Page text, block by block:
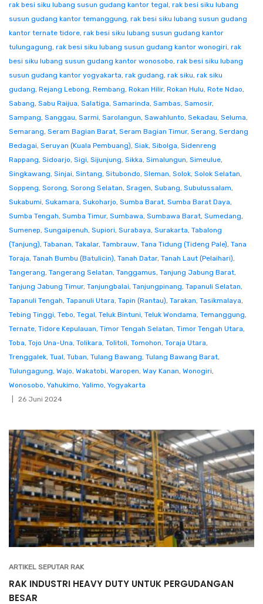
rak besi siku lubang susun gudang kantor tegal, rak besi siku lubang
susun gudang kantor temanggung, rak besi siku lubang susun gudang
kantor ternate tidore, rak besi siku lubang susun gudang kantor
tulungagung, rak besi siku lubang susun gudang kantor wonogiri, rak
besi siku lubang susun gudang kantor wonosobo, rak besi siku lubang
susun gudang kantor yogyakarta, rak gudang, rak siku, rak siku
gudang, Rejang Lebong, Rembang, Rokan Hilir, Rokan Hulu, Rote Ndao,
Sabang, Sabu Raijua, Salatiga, Samarinda, Sambas, Samosir,
Sampang, Sanggau, Sarmi, Sarolangun, Sawahlunto, Sekadau, Seluma,
Semarang, Seram Bagian Barat, Seram Bagian Timur, Serang, Serdang
Bedagai, Seruyan (Kuala Pembuang), Siak, Sibolga, Sidenreng
Rappang, Sidoarjo, Sigi, Sijunjung, Sikka, Simalungun, Simeulue,
Singkawang, Sinjai, Sintang, Situbondo, Sleman, Solok, Solok Selatan,
Soppeng, Sorong, Sorong Selatan, Sragen, Subang, Subulussalam,
Sukabumi, Sukamara, Sukoharjo, Sumba Barat, Sumba Barat Daya,
Sumba Tengah, Sumba Timur, Sumbawa, Sumbawa Barat, Sumedang,
Sumenep, Sungaipenuh, Supiori, Surabaya, Surakarta, Tabalong
(Tanjung), Tabanan, Takalar, Tambrauw, Tana Tidung (Tideng Pale), Tana
Toraja, Tanah Bumbu (Batulicin), Tanah Datar, Tanah Laut (Pelaihari),
Tangerang, Tangerang Selatan, Tanggamus, Tanjung Jabung Barat,
Tanjung Jabung Timur, Tanjungbalai, Tanjungpinang, Tapanuli Selatan,
Tapanuli Tengah, Tapanuli Utara, Tapin (Rantau), Tarakan, Tasikmalaya,
Tebing Tinggi, Tebo, Tegal, Teluk Bintuni, Teluk Wondama, Temanggung,
Ternate, Tidore Kepulauan, Timor Tengah Selatan, Timor Tengah Utara,
Toba, Tojo Una-Una, Tolikara, Tolitoli, Tomohon, Toraja Utara,
Trenggalek, Tual, Tuban, Tulang Bawang, Tulang Bawang Barat,
Tulungagung, Wajo, Wakatobi, Waropen, Way Kanan, Wonogiri,
Wonosobo, Yahukimo, Yalimo, Yogyakarta
26 Juni 2024
ARTIKEL SEPUTAR RAK
RAK INDUSTRI HEAVY DUTY UNTUK PERGUDANGAN
BESAR